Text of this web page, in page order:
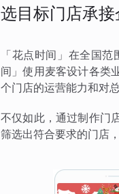
选目标门店承
「花点时间」在全国
间」使用麦客设计各类
个门店的运营能力和对
不仅如此，通过制作门
筛选出符合要求的门店